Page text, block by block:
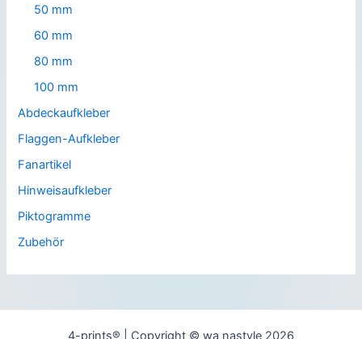
50 mm
60 mm
80 mm
100 mm
Abdeckaufkleber
Flaggen-Aufkleber
Fanartikel
Hinweisaufkleber
Piktogramme
Zubehör